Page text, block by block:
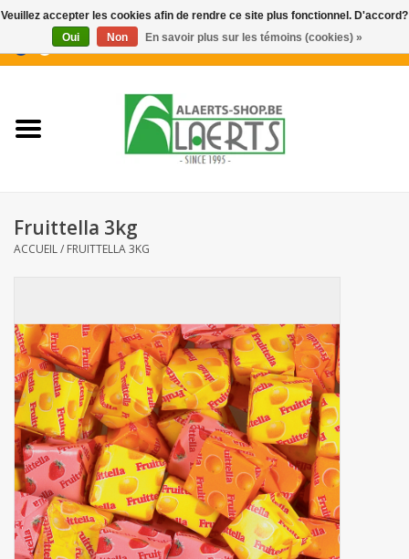
0 Articles - €0,00
Nouveautés
Biscuits pour le café
Boissons
Biscuits apéritifs / Snacks salés
Botanicals
Bonbons pour la bonbonnière
Rouleaux de caisse thermiques
Fruittella 3kg
ACCUEIL/ FRUITTELLA 3KG
Veuillez accepter les cookies afin de rendre ce site plus fonctionnel. D'accord?
Oui
Non En savoir plus sur les témoins (cookies) »